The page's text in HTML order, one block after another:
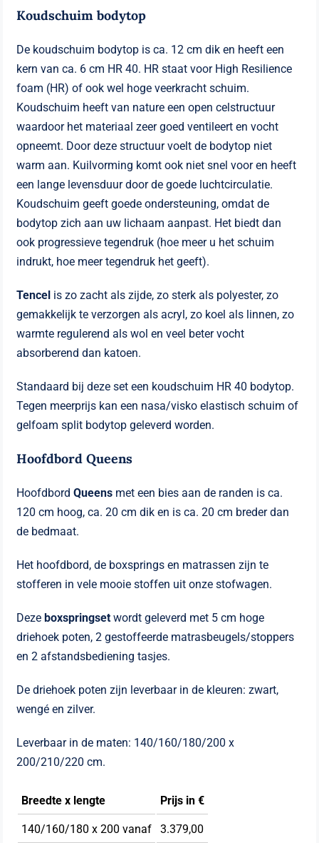
Koudschuim bodytop
De koudschuim bodytop is ca. 12 cm dik en heeft een
kern van ca. 6 cm HR 40. HR staat voor High Resilience
foam (HR) of ook wel hoge veerkracht schuim.
Koudschuim heeft van nature een open celstructuur
waardoor het materiaal zeer goed ventileert en vocht
opneemt. Door deze structuur voelt de bodytop niet
warm aan. Kuilvorming komt ook niet snel voor en heeft
een lange levensduur door de goede luchtcirculatie.
Koudschuim geeft goede ondersteuning, omdat de
bodytop zich aan uw lichaam aanpast. Het biedt dan
ook progressieve tegendruk (hoe meer u het schuim
indrukt, hoe meer tegendruk het geeft).
Tencel is zo zacht als zijde, zo sterk als polyester, zo
gemakkelijk te verzorgen als acryl, zo koel als linnen, zo
warmte regulerend als wol en veel beter vocht
absorberend dan katoen.
Standaard bij deze set een koudschuim HR 40 bodytop.
Tegen meerprijs kan een nasa/visko elastisch schuim of
gelfoam split bodytop geleverd worden.
Hoofdbord Queens
HoofdbordQueens met een bies aan de randen is ca.
120 cm hoog, ca. 20 cm dik en is ca. 20 cm breder dan
de bedmaat.
Het hoofdbord, de boxsprings en matrassen zijn te
stofferen in vele mooie stoffen uit onze stofwagen.
Deze boxspringsetwordt geleverd met 5 cm hoge
driehoek poten, 2 gestoffeerde matrasbeugels/stoppers
en 2 afstandsbediening tasjes.
De driehoek poten zijn leverbaar in de kleuren: zwart,
wengé en zilver.
Leverbaar in de maten: 140/160/180/200 x
200/210/220 cm.
Breedte x lengte Prijs in €
140/160/180 x 200 vanaf 3.379,00